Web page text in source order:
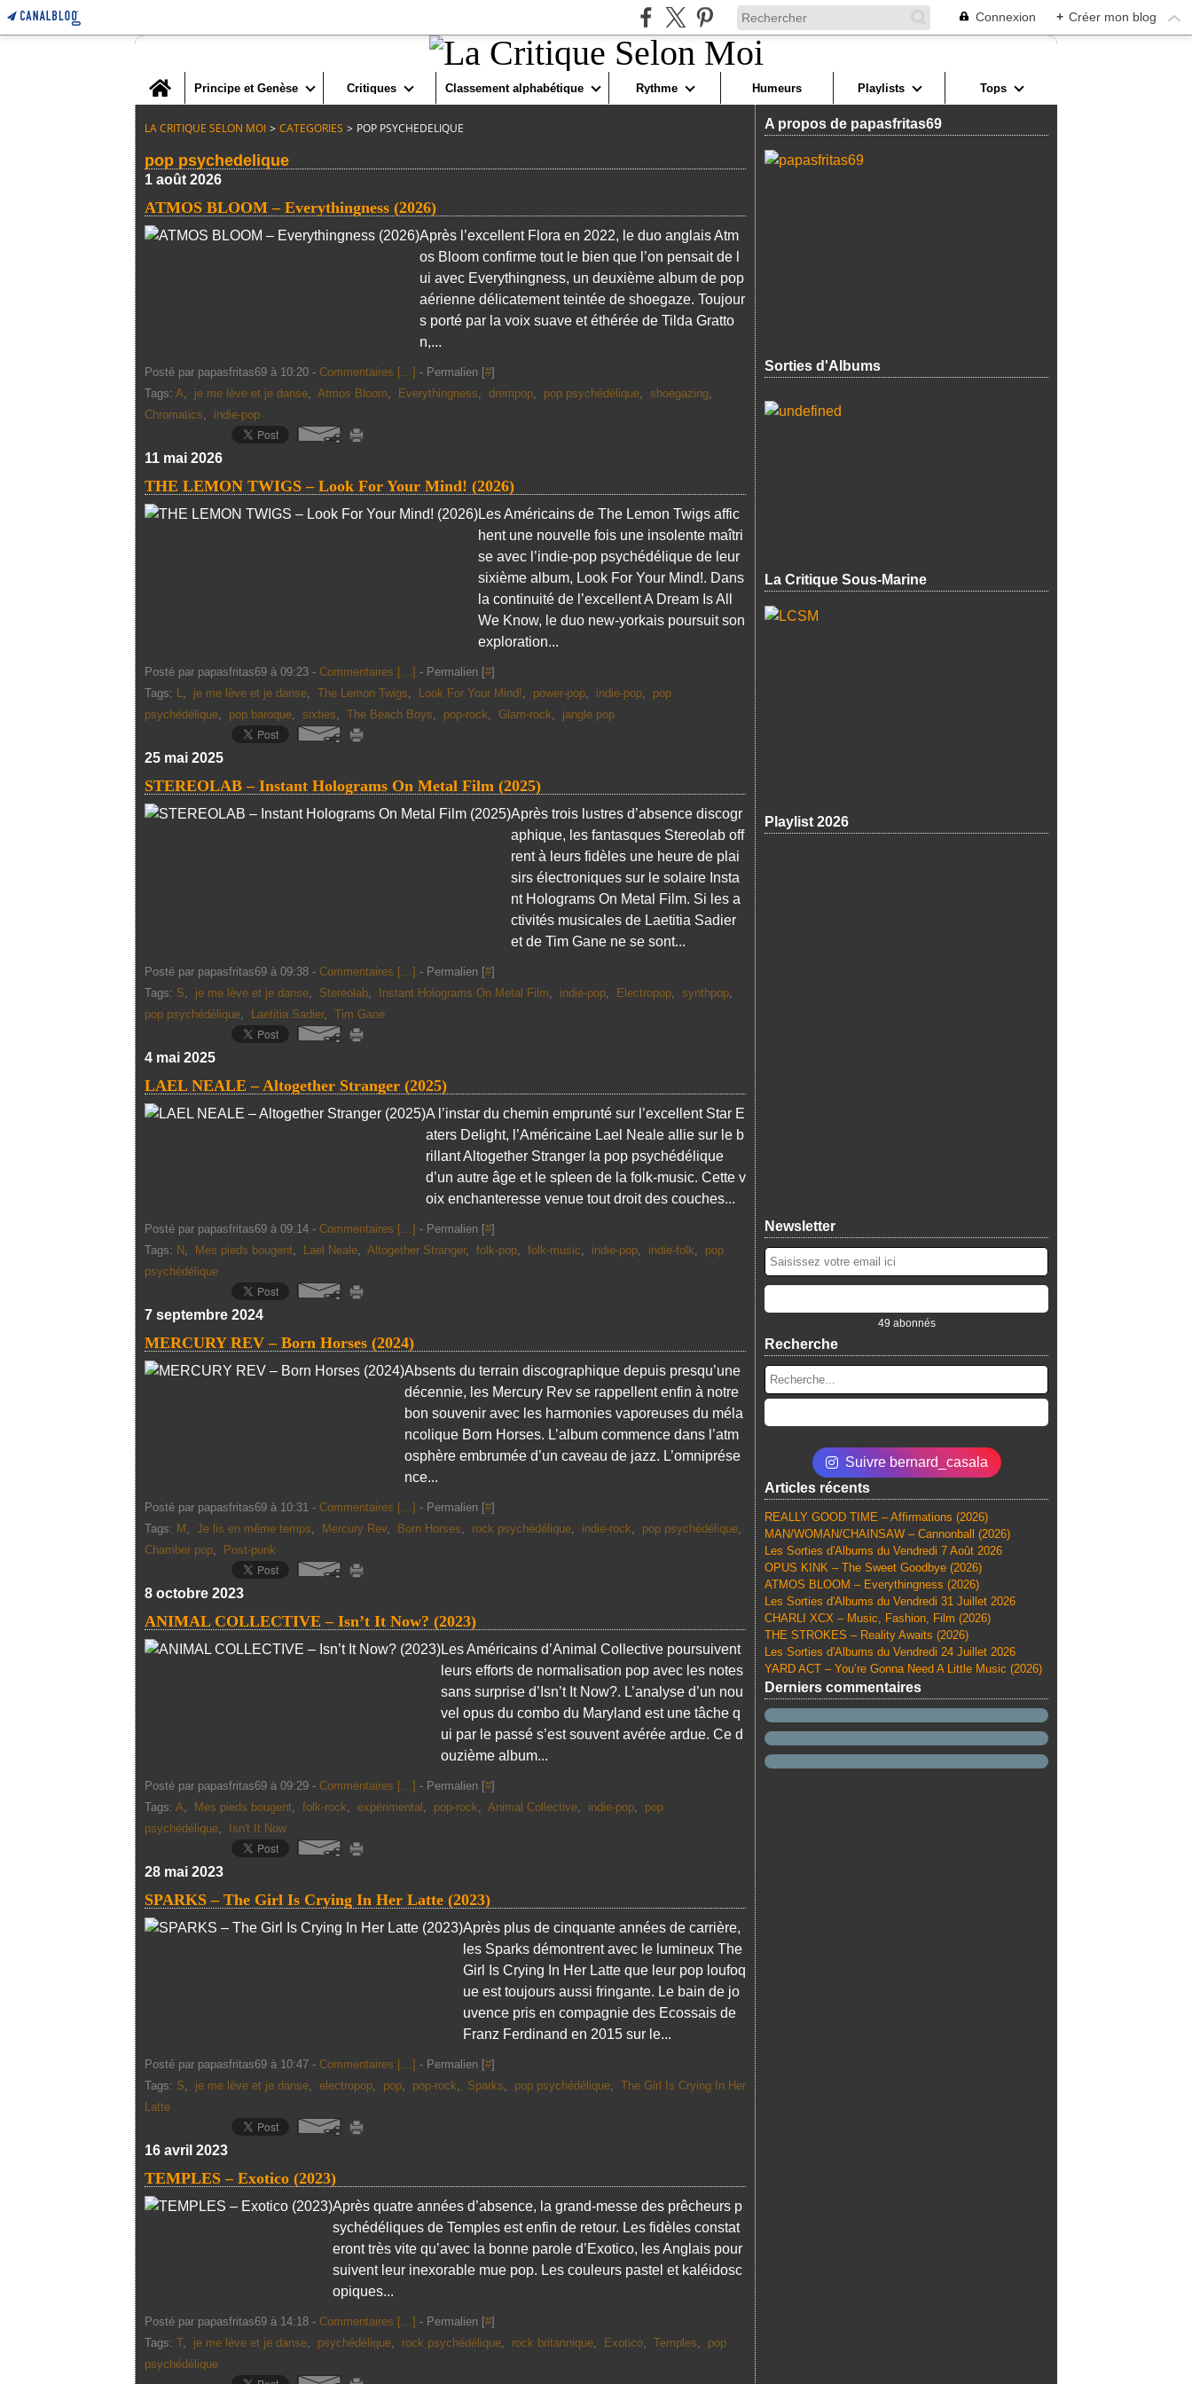
Connexion + Créer mon blog
Home
Principe et Genèse Critiques Classement alphabétique Rythme Humeurs Playlists Tops
LA CRITIQUE SELON MOI > CATEGORIES > POP PSYCHEDELIQUE
pop psychedelique
1 août 2026
ATMOS BLOOM – Everythingness (2026)
Après l’excellent Flora en 2022, le duo anglais Atm
os Bloom confirme tout le bien que l’on pensait de l
ui avec Everythingness, un deuxième album de pop
aérienne délicatement teintée de shoegaze. Toujour
s porté par la voix suave et éthérée de Tilda Gratto
n,...
Posté par papasfritas69 à 10:20 - Commentaires […] - Permalien [#]
Tags: A, je me lève et je danse, Atmos Bloom, Everythingness, drempop, pop psychédélique, shoegazing,
Chromatics, indie-pop
11 mai 2026
THE LEMON TWIGS – Look For Your Mind! (2026)
Les Américains de The Lemon Twigs affic
hent une nouvelle fois une insolente maîtri
se avec l’indie-pop psychédélique de leur
sixième album, Look For Your Mind!. Dans
la continuité de l’excellent A Dream Is All
We Know, le duo new-yorkais poursuit son
exploration...
Posté par papasfritas69 à 09:23 - Commentaires […] - Permalien [#]
Tags: L, je me lève et je danse, The Lemon Twigs, Look For Your Mind!, power-pop, indie-pop, pop
psychédélique, pop baroque, sixties, The Beach Boys, pop-rock, Glam-rock, jangle pop
25 mai 2025
STEREOLAB – Instant Holograms On Metal Film (2025)
Après trois lustres d’absence discogr
aphique, les fantasques Stereolab off
rent à leurs fidèles une heure de plai
sirs électroniques sur le solaire Insta
nt Holograms On Metal Film. Si les a
ctivités musicales de Laetitia Sadier
et de Tim Gane ne se sont...
Posté par papasfritas69 à 09:38 - Commentaires […] - Permalien [#]
Tags: S, je me lève et je danse, Stereolab, Instant Holograms On Metal Film, indie-pop, Electropop, synthpop,
pop psychédélique, Laetitia Sadier, Tim Gane
4 mai 2025
LAEL NEALE – Altogether Stranger (2025)
A l’instar du chemin emprunté sur l’excellent Star E
aters Delight, l’Américaine Lael Neale allie sur le b
rillant Altogether Stranger la pop psychédélique
d’un autre âge et le spleen de la folk-music. Cette v
oix enchanteresse venue tout droit des couches...
Posté par papasfritas69 à 09:14 - Commentaires […] - Permalien [#]
Tags: N , Mes pieds bougent, Lael Neale, Altogether Stranger, folk-pop, folk-music, indie-pop, indie-folk, pop
psychédélique
7 septembre 2024
MERCURY REV – Born Horses (2024)
Absents du terrain discographique depuis presqu’une
décennie, les Mercury Rev se rappellent enfin à notre
bon souvenir avec les harmonies vaporeuses du méla
ncolique Born Horses. L’album commence dans l’atm
osphère embrumée d’un caveau de jazz. L’omniprése
nce...
Posté par papasfritas69 à 10:31 - Commentaires […] - Permalien [#]
Tags: M , Je lis en même temps, Mercury Rev, Born Horses, rock psychédélique, indie-rock, pop psychédélique,
Chamber pop, Post-punk
8 octobre 2023
ANIMAL COLLECTIVE – Isn’t It Now? (2023)
Les Américains d’Animal Collective poursuivent
leurs efforts de normalisation pop avec les notes
sans surprise d’Isn’t It Now?. L’analyse d’un nou
vel opus du combo du Maryland est une tâche q
ui par le passé s’est souvent avérée ardue. Ce d
ouzième album...
Posté par papasfritas69 à 09:29 - Commentaires […] - Permalien [#]
Tags: A, Mes pieds bougent, folk-rock, expérimental , pop-rock, Animal Collective, indie-pop, pop
psychédélique, Isn't It Now
28 mai 2023
SPARKS – The Girl Is Crying In Her Latte (2023)
Après plus de cinquante années de carrière,
les Sparks démontrent avec le lumineux The
Girl Is Crying In Her Latte que leur pop loufoq
ue est toujours aussi fringante. Le bain de jo
uvence pris en compagnie des Ecossais de
Franz Ferdinand en 2015 sur le...
Posté par papasfritas69 à 10:47 - Commentaires […] - Permalien [#]
Tags: S, je me lève et je danse, electropop, pop, pop-rock, Sparks, pop psychédélique, The Girl Is Crying In Her
Latte
16 avril 2023
TEMPLES – Exotico (2023)
Après quatre années d’absence, la grand-messe des prêcheurs p
sychédéliques de Temples est enfin de retour. Les fidèles constat
eront très vite qu’avec la bonne parole d’Exotico, les Anglais pour
suivent leur inexorable mue pop. Les couleurs pastel et kaléidosc
opiques...
Posté par papasfritas69 à 14:18 - Commentaires […] - Permalien [#]
Tags: T, je me lève et je danse, psychédélique, rock psychédélique, rock britannique, Exotico, Temples, pop
psychédélique
A propos de papasfritas69
Sorties d'Albums
La Critique Sous-Marine
Playlist 2026
Newsletter
49 abonnés
Recherche
Suivre bernard_casala
Articles récents
REALLY GOOD TIME – Affirmations (2026)
MAN/WOMAN/CHAINSAW – Cannonball (2026)
Les Sorties d'Albums du Vendredi 7 Août 2026
OPUS KINK – The Sweet Goodbye (2026)
ATMOS BLOOM – Everythingness (2026)
Les Sorties d'Albums du Vendredi 31 Juillet 2026
CHARLI XCX – Music, Fashion, Film (2026)
THE STROKES – Reality Awaits (2026)
Les Sorties d'Albums du Vendredi 24 Juillet 2026
YARD ACT – You’re Gonna Need A Little Music (2026)
Derniers commentaires